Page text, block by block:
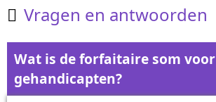
 Vragen en antwoorden
Wat is de forfaitaire som voor
gehandicapten?